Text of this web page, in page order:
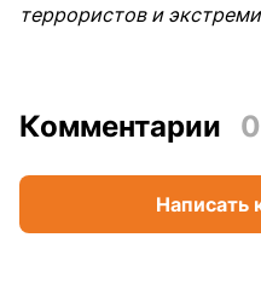
террористов и
Комментарии 0
Написать